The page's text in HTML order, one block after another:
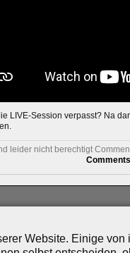
LIVE-Session verpasst? Na
leider nicht berechtigt
ePlay TV
Website. Einige